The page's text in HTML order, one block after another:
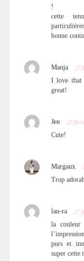
!
cette
bonne
Manja 27
I love that
great!
Jen 27
Cute!
Margaux
Trop
lau-ra 27
la
purs et
super cette